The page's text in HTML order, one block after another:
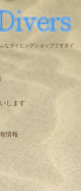
なダイビングショップですダイ
します
情報